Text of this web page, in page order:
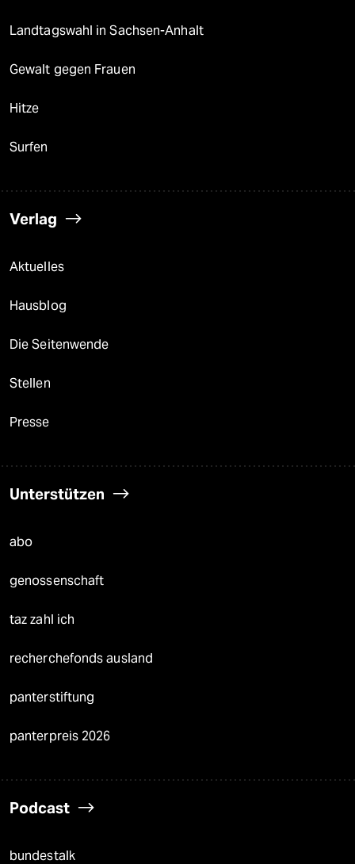
Landtagswahl in Sachsen-Anhalt
Gewalt gegen Frauen
Hitze
Surfen
Verlag
Aktuelles
Hausblog
Die Seitenwende
Stellen
Presse
Unterstützen
abo
genossenschaft
taz zahl ich
recherchefonds ausland
panterstiftung
panterpreis 2026
Podcast
bundestalk